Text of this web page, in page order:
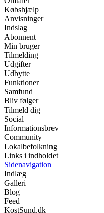
Købshjælp
Anvisninger
Indslag
Abonnent
Min bruger
Tilmelding
Udgifter
Udbytte
Funktioner
Samfund
Bliv følger
Tilmeld dig
Social
Informationsbrev
Community
Lokalbefolkning
Links i indholdet
Sidenavigation
Indlæg
Galleri
Blog
Feed
KostSund.dk